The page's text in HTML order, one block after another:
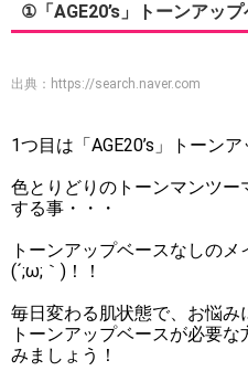
①「AGE20’s」トーンアップ
出典： https://search.naver.com
1つ目は「AGE20’s」トーンア
色とりどりのトーンマンツ
する事・・・
トーンアップベースなしの
(´;ω;｀)！！
毎日変わる肌状態で、お悩
トーンアップベースが必要
みましょう！